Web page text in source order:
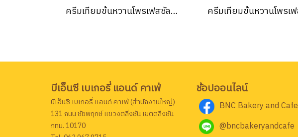
ครีมเทียมข้นหวานโพรเฟสชัลแนล ตรา ฟอลคอน 2กก. Falcon Sweetened Condensed Non-dairy Creamer 2 Kg.
บีเอ็นซี เบเกอรี่ แอนด์ คาเฟ่
บีเอ็นซี เบเกอรี่ แอนด์ คาเฟ่ (สำนักงานใหญ่)
131 ถนน ชัยพฤกษ์ แขวงตลิ่งชัน เขตตลิ่งชัน
กทม. 10170
ช้อปออนไลน์
BNC Bakery and Cafe
@bncbakeryandcafe